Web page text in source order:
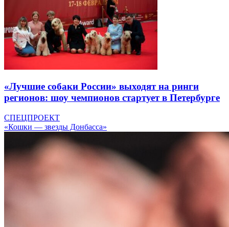
«Лучшие собаки России» выходят на ринги
регионов: шоу чемпионов стартует в Петербурге
СПЕЦПРОЕКТ
«Кошки — звезды Донбасса»